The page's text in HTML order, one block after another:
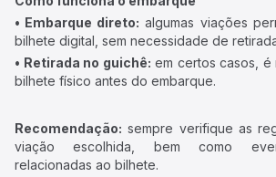
• Embarque direto: algumas viações
bilhete digital, sem necessidade de
• Retirada no guichê: em certos casos, é
bilhete físico antes do embarque.
Recomendação: sempre verifique as
viação escolhida, bem como
relacionadas ao bilhete.